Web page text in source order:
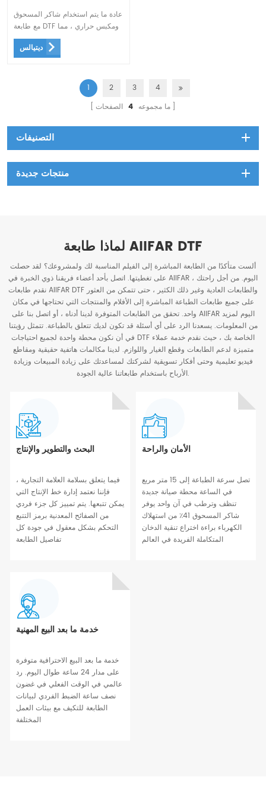
عادة ما يتم استخدام شاكر المسحوق
مع طابعة DTF ومكبس حراري ، مما
يسمح بعملية طباعة مبسطة تنتج
ديتيالس
1 2 3
4
ما مجموعه 4 الصفحات
التصنيفات
منتجات جديدة
لماذا طابعة AIIFAR DTF
ألست متأكدًا من الطابعة المباشرة إلى الفيلم المناسبة لك ولمشروعك؟ لقد حصلت
على تغطيتها. اتصل بأحد أعضاء فريقنا ذوي الخبرة في AIIFAR اليوم. من أجل راحتك ،
نقدم طابعات AIIFAR DTF والطابعات العادية وغير ذلك الكثير ، حتى تتمكن من العثور
على جميع طابعات الطباعة المباشرة إلى الأفلام والمنتجات التي تحتاجها في مكان
واحد. تحقق من الطابعات المتوفرة لدينا أدناه ، أو اتصل بنا على AIIFAR اليوم لمزيد
من المعلومات. يسعدنا الرد على أي أسئلة قد تكون لديك تتعلق بالطباعة. تتمثل رؤيتنا
في أن نكون محطة واحدة لجميع احتياجات DTF الخاصة بك ، حيث نقدم خدمة عملاء
متميزة لدعم الطابعات وقطع الغيار واللوازم. لدينا مكالمات هاتفية حقيقية ومقاطع
فيديو تعليمية وحتى أفكار تسويقية لشركتك لمساعدتك على زيادة المبيعات وزيادة
الأرباح باستخدام طابعاتنا عالية الجودة.
البحث والتطوير والإنتاج
فيما يتعلق بسلامة العلامة التجارية ،
فإننا نعتمد إدارة خط الإنتاج التي
يمكن تتبعها. يتم تمييز كل جزء فردي
من الصفائح المعدنية برمز التتبع
التحكم بشكل معقول في جودة كل
تفاصيل الطابعة
الأمان والراحة
تصل سرعة الطباعة إلى 15 متر مربع
في الساعة محطة صيانة جديدة
تنظف وترطب في آن واحد يوفر
شاكر المسحوق 41٪ من استهلاك
الكهرباء براءة اختراع تنقية الدخان
المتكاملة الفريدة في العالم
خدمة ما بعد البيع المهنية
خدمة ما بعد البيع الاحترافية متوفرة
على مدار 24 ساعة طوال اليوم. رد
عالمي في الوقت الفعلي في غضون
نصف ساعة الضبط الفردي لبيانات
الطابعة للتكيف مع بيئات العمل
المختلفة